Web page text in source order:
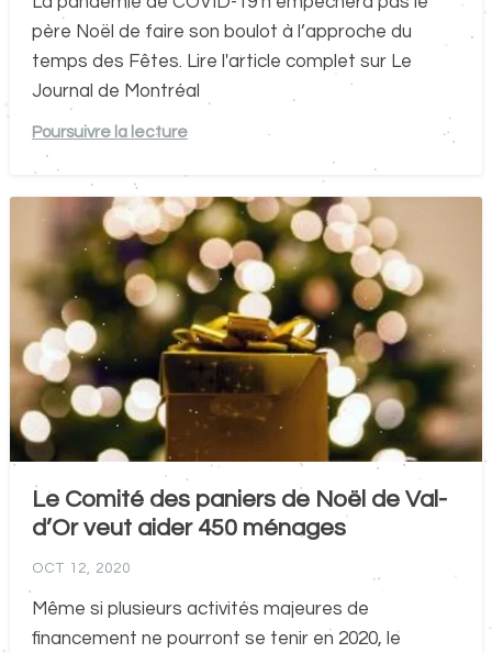
père Noël de faire son boulot à l’approche du
temps des Fêtes. Lire l'article complet sur Le
Journal de Montréal
Poursuivre la lecture
Le Comité des paniers de Noël de Val-
d’Or veut aider 450 ménages
OCT 12, 2020
Même si plusieurs activités majeures de
financement ne pourront se tenir en 2020, le